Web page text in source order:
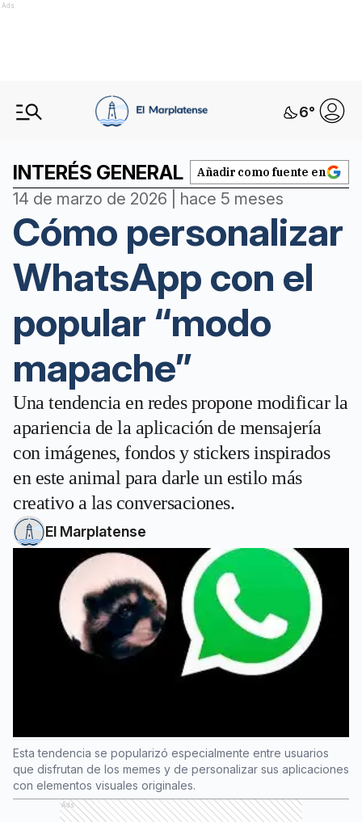
Ads
6°
INTERÉS GENERAL Añadir como fuente en
14 de marzo de 2026 | hace 5 meses
Cómo personalizar
WhatsApp con el
popular “modo
mapache”
Una tendencia en redes propone modificar la
apariencia de la aplicación de mensajería
con imágenes, fondos y stickers inspirados
en este animal para darle un estilo más
creativo a las conversaciones.
El Marplatense
Esta tendencia se popularizó especialmente entre usuarios
que disfrutan de los memes y de personalizar sus aplicaciones
con elementos visuales originales.
Ads